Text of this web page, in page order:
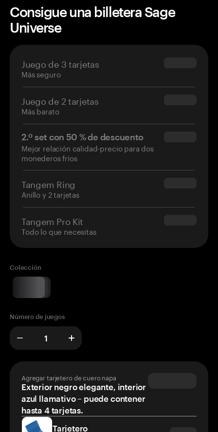
Consigue una billetera Sage
Universe
Juego de 3 tarjetas
Más seguro
$69.90
Juego de 2 tarjetas
Más barato
$54.90
2.º set con 50 % de descuento
Mejor relación calidad-precio para dos
monederos fríos
$34.95
Tangem Ring
Anillo y 2 tarjetas
$160.00
Tangem Pro Kit
Todo lo que necesitas
$180.00
Colección
Número de juegos
Agregar tarjetero de cuero napa
Exterior negro elegante, interior
azul llamativo – puede contener
hasta 4 tarjetas.
Tarjetero